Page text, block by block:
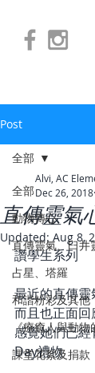
Post
全部
動物傳心
直傳靈氣、臼井
占星、塔羅
和諧粉彩及其他
《療癒人與動
課堂花絮及捐款
全部
直傳靈氣
Alvi, AC
Dec 26, 2018
Updated: Aug 8,
讚學生系列
最近的直傳靈
而且也正面
感覺她們已
Day禮物